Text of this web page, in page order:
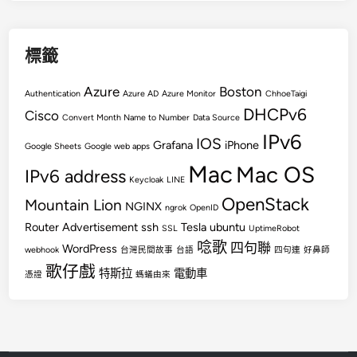
標籤
Authentication Azure Azure AD Azure Monitor Boston ChhoeTaigi
Cisco Convert Month Name to Number Data Source DHCPv6
Google Sheets Google web apps Grafana IOS iPhone IPv6
IPv6 address Keycloak LINE Mac Mac OS
Mountain Lion NGINX ngrok OpenID OpenStack
Router Advertisement ssh SSL Tesla ubuntu UptimeRobot
webhook WordPress 台灣民間故事 台語 唸歌 四句聯 四句連 好鼻師
憑證 歌仔戲 特斯拉 螞蟻由來 電動車